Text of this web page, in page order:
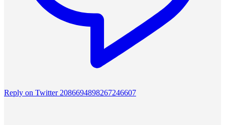
Reply on Twitter 2086694898267246607